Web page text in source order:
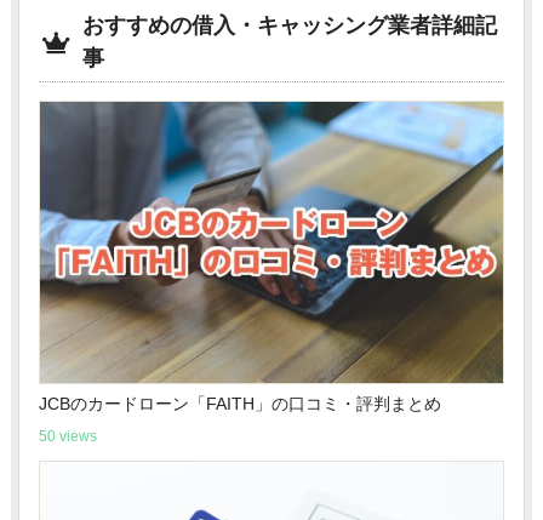
おすすめの借入・キャッシング業者詳細記
事
JCBのカードローン「FAITH」の口コミ・評判まとめ
50 views